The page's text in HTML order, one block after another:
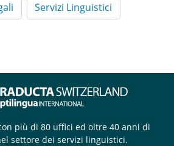
Servizi Linguistici
più di 80 uffici ed oltre 40 anni di
settore dei servizi linguistici.